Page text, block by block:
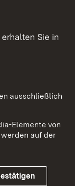
Sie in
ausschließlich
Elemente von
auf der